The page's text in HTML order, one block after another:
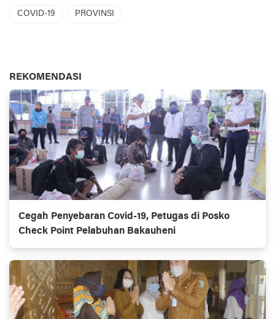
COVID-19 PROVINSI
REKOMENDASI
Cegah Penyebaran Covid-19, Petugas di Posko
Check Point Pelabuhan Bakauheni